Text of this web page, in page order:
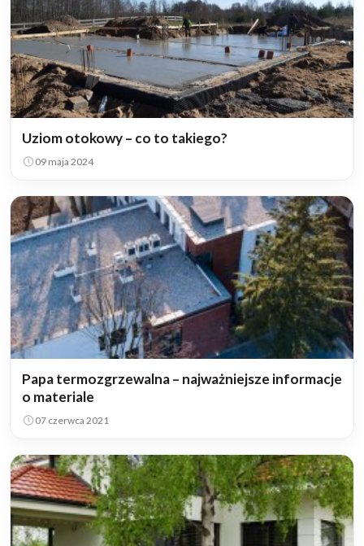
Uziom otokowy – co to takiego?
09 maja 2024
Papa termozgrzewalna – najważniejsze informacje
o materiale
07 czerwca 2021